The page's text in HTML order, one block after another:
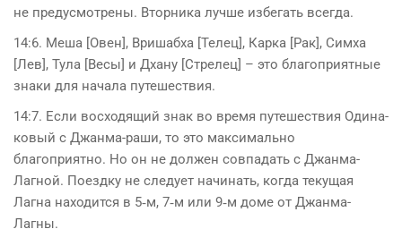
не предусмотрены. Вторника лучше избегать всегда.
14:6. Меша [Овен], Вришабха [Телец], Карка [Рак], Симха
[Лев], Тула [Весы] и Дхану [Стрелец] – это благоприятные
знаки для начала путешествия.
14:7. Если восходящий знак во время путешествия Одина­
ковый с Джанма-раши, то это максимально
благоприятно. Но он не должен совпадать с Джанма-
Лагной. Поездку не следует начинать, когда текущая
Лагна находится в 5‑м, 7‑м или 9‑м доме от Джанма-
Лагны.